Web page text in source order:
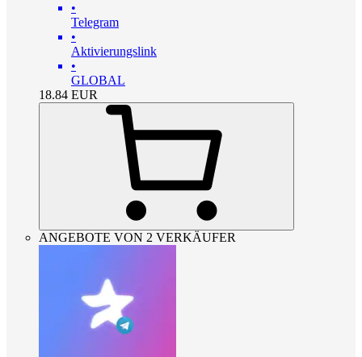
•
Telegram
•
Aktivierungslink
•
GLOBAL
18.84 EUR
ANGEBOTE VON 2 VERKÄUFER